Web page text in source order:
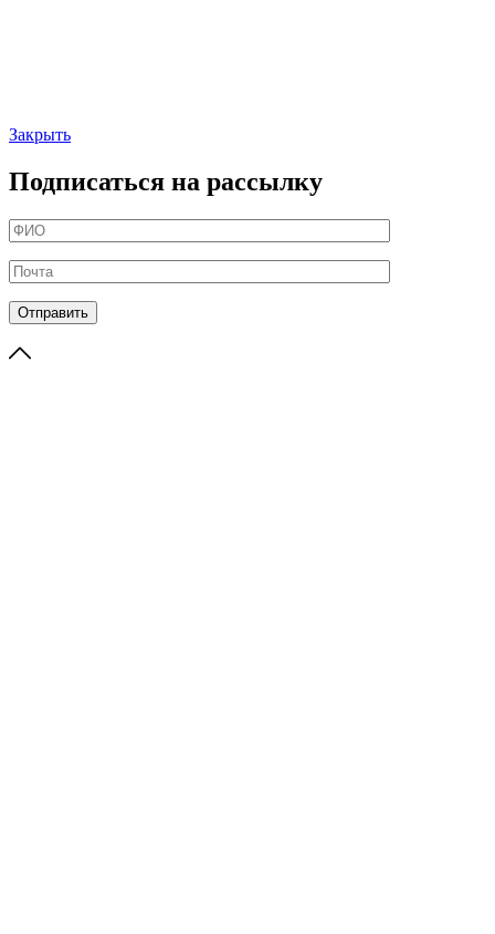
Закрыть
Подписаться на рассылку